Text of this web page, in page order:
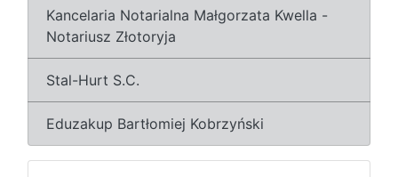
Kancelaria Notarialna Małgorzata Kwella -
Notariusz Złotoryja
Stal-Hurt S.C.
Eduzakup Bartłomiej Kobrzyński